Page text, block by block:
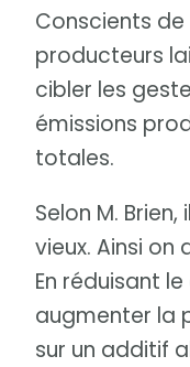
Conscients de
producteurs
cibler les
émissions
totales.
Selon M.
vieux. Ainsi
En réduisant
augmenter la
sur un additif